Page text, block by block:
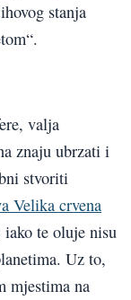
stanja
valja
znaju ubrzati i
stvoriti
Velika crvena
iako te oluje nisu
Uz to,
mjestima na